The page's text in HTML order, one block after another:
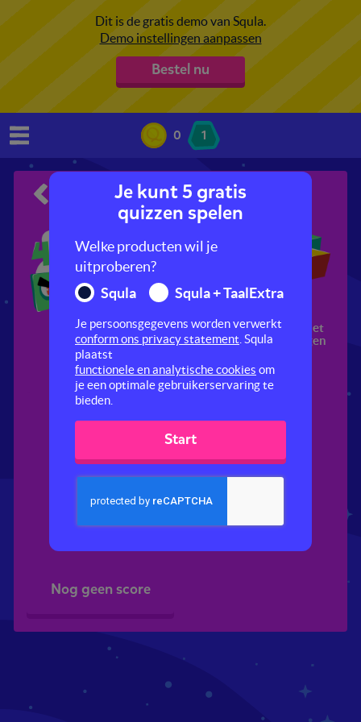
Dit is de gratis demo van Squla.
Demo instellingen aanpassen
Bestel nu
0 1
Rekenen adaptief
Getallen Meten
Rekenen met
verhoudingen
Verbanden leggen
Nog geen score
Je kunt 5 gratis
quizzen spelen
Welke producten wil je
uitproberen?
Squla
Squla + TaalExtra
Je persoonsgegevens worden verwerkt
conform ons privacy statement . Squla
plaatst
functionele en analytische cookies om
je een optimale gebruikerservaring te
bieden.
Start